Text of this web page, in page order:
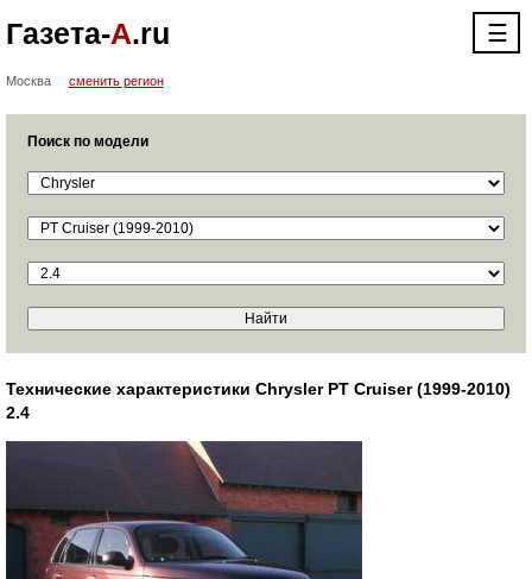
Газета-А.ru ☰
Москва сменить регион
Поиск по модели
Технические характеристики Chrysler PT Cruiser (1999-2010)
2.4